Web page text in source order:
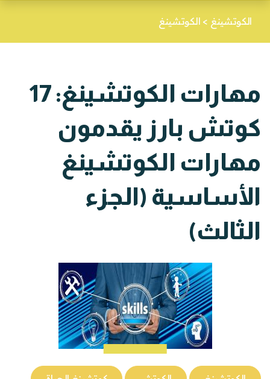
الكوتشينغ > الكوتشينغ
مهارات الكوتشينغ: 17
كوتش بارز يقدمون
مهارات الكوتشينغ
الأساسية (الجزء
الثالث)